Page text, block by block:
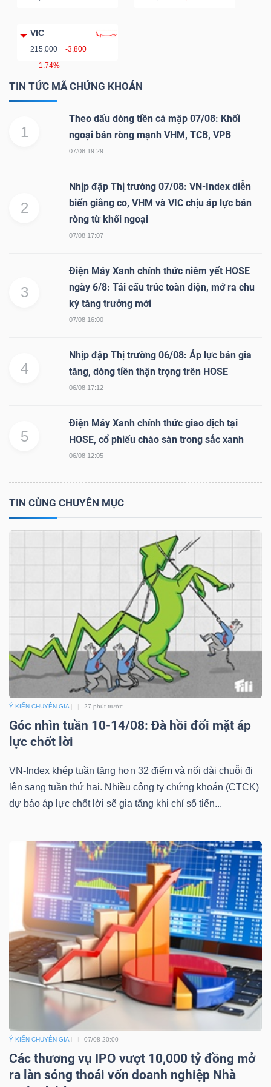
VIC
215,000
-3,800
-1.74%
TIN TỨC MÃ CHỨNG KHOÁN
1
Theo dấu dòng tiền cá mập 07/08: Khối
ngoại bán ròng mạnh VHM, TCB, VPB
07/08 19:29
2
Nhịp đập Thị trường 07/08: VN-Index diễn
biến giằng co, VHM và VIC chịu áp lực bán
ròng từ khối ngoại
07/08 17:07
3
Điện Máy Xanh chính thức niêm yết HOSE
ngày 6/8: Tái cấu trúc toàn diện, mở ra chu
kỳ tăng trưởng mới
07/08 16:00
4
Nhịp đập Thị trường 06/08: Áp lực bán gia
tăng, dòng tiền thận trọng trên HOSE
06/08 17:12
5
Điện Máy Xanh chính thức giao dịch tại
HOSE, cổ phiếu chào sàn trong sắc xanh
06/08 12:05
TIN CÙNG CHUYÊN MỤC
Ý KIẾN CHUYÊN GIA 27 phút trước
Góc nhìn tuần 10-14/08: Đà hồi đối mặt áp
lực chốt lời
VN-Index khép tuần tăng hơn 32 điểm và nối dài chuỗi đi
lên sang tuần thứ hai. Nhiều công ty chứng khoán (CTCK)
dự báo áp lực chốt lời sẽ gia tăng khi chỉ số tiến...
Ý KIẾN CHUYÊN GIA 07/08 20:00
Các thương vụ IPO vượt 10,000 tỷ đồng mở
ra làn sóng thoái vốn doanh nghiệp Nhà
viết
giả
(-)
(-)
(-)
tạo
Sách
Công
đầu
tư
Truyền
tài
chính